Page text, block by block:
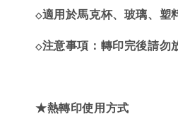
◇適用於馬克杯、玻璃、塑
◇注意事項：轉印完後請勿
★熱轉印使用方式